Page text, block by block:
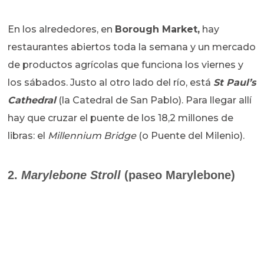
En los alrededores, en Borough Market, hay
restaurantes abiertos toda la semana y un mercado
de productos agrícolas que funciona los viernes y
los sábados. Justo al otro lado del río, está St Paul’s
Cathedral(la Catedral de San Pablo). Para llegar allí
hay que cruzar el puente de los 18,2 millones de
libras: el Millennium Bridge(o Puente del Milenio).
2.Marylebone Stroll (paseo Marylebone)